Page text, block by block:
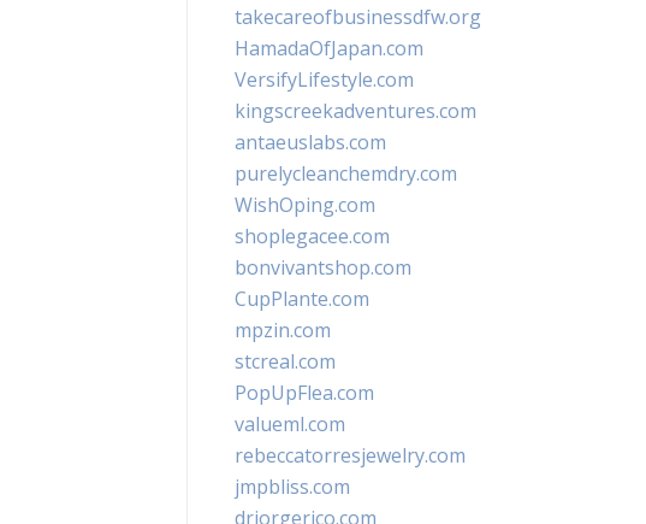
takecareofbusinessdfw.org
HamadaOfJapan.com
VersifyLifestyle.com
kingscreekadventures.com
antaeuslabs.com
purelycleanchemdry.com
WishOping.com
shoplegacee.com
bonvivantshop.com
CupPlante.com
mpzin.com
stcreal.com
PopUpFlea.com
valueml.com
rebeccatorresjewelry.com
jmpbliss.com
drjorgerico.com